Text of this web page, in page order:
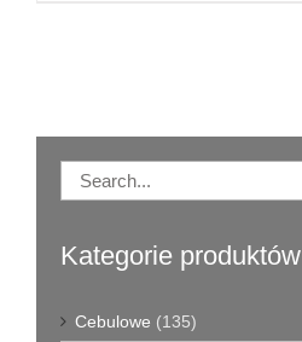
Kategorie produktów
Cebulowe (135)